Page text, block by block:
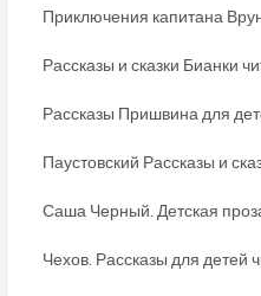
Приключения капитана
Рассказы и сказки Бианки
Рассказы Пришвина для
Паустовский Рассказы и
Саша Черный. Детская
Чехов. Рассказы для детей